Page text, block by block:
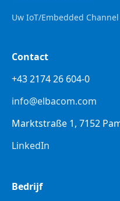
Uw IoT/Embedded
Contact
+43 2174 26 604-0
info@elbacom.com
Marktstraße 1, 7152
LinkedIn
Bedrijf